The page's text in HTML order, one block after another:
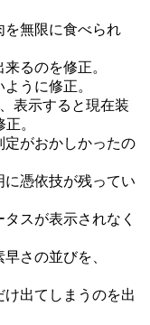
を無限に食べられ
るのを修正。
うに修正。
表示すると現在装
。
定がおかしかったの
に憑依技が残ってい
スが表示されなく
さの並びを、
け出てしまうのを出